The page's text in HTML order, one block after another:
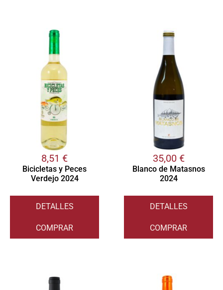
8,51 €
Bicicletas y Peces
Verdejo 2024
DETALLES
COMPRAR
35,00 €
Blanco de Matasnos
2024
DETALLES
COMPRAR